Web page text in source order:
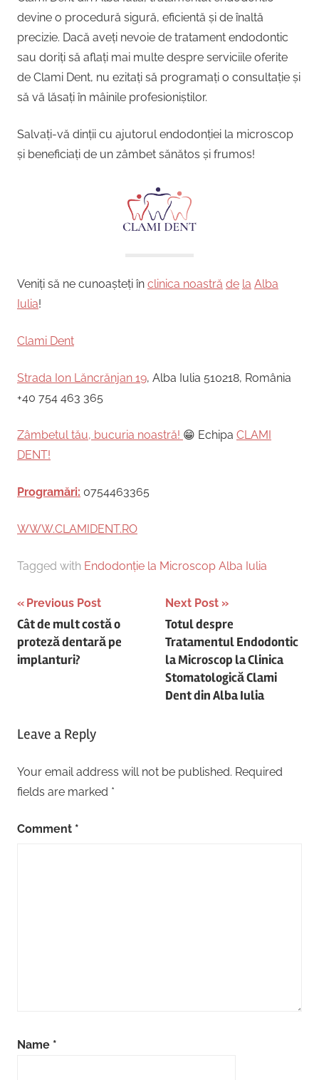
devine o procedură sigură, eficientă și de înaltă
precizie. Dacă aveți nevoie de tratament endodontic
sau doriți să aflați mai multe despre serviciile oferite
de Clami Dent, nu ezitați să programați o consultație și
să vă lăsați în mâinile profesioniștilor.
Salvați-vă dinții cu ajutorul endodonției la microscop
și beneficiați de un zâmbet sănătos și frumos!
Veniți să ne cunoașteți în clinica noastră de la Alba
Iulia!
Clami Dent
Strada Ion Lăncrănjan 19, Alba Iulia 510218, România
+40 754 463 365
Zâmbetul tău, bucuria noastră! 😁 Echipa CLAMI
DENT!
Programări: 0754463365
WWW.CLAMIDENT.RO
Tagged with Endodonție la Microscop Alba Iulia
Post
navigation
Previous Post
Cât de mult costă o
proteză dentară pe
implanturi?
Next Post
Totul despre
Tratamentul Endodontic
la Microscop la Clinica
Stomatologică Clami
Dent din Alba Iulia
Leave a Reply
Your email address will not be published. Required
fields are marked *
Comment *
Name *